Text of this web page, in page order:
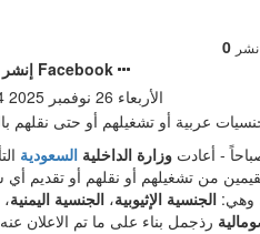
0 نشر
إنشر فى Facebook
الأربعاء 26 نوفمبر 2025 10:14 صباحاً
وزارة الداخلية السعودية
من تشغيلهم أو نقلهم أو تقديم
وهي: الجنسية الإثيوبية، الجنسية اليمنية